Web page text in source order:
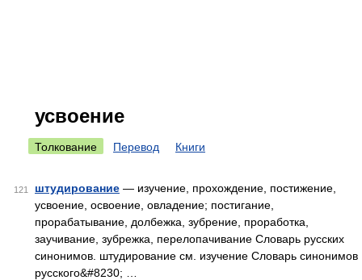
усвоение
Толкование Перевод Книги
121 штудирование — изучение, прохождение, постижение,
усвоение, освоение, овладение; постигание,
прорабатывание, долбежка, зубрение, проработка,
заучивание, зубрежка, перелопачивание Словарь русских
синонимов. штудирование см. изучение Словарь синонимов
русского&#8230; …